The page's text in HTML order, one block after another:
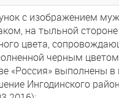
с изображением
на тыльной
цвета,
черным
«Россия» выполнены в
Ингодинского